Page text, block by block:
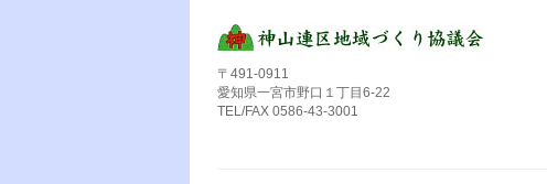
〒491-0911
愛知県一宮市野口１丁目6-22
TEL/FAX 0586-43-3001